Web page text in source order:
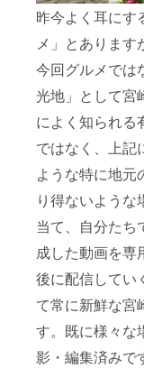
昨今よく耳にす
メ」とあります
今回グルメでは
光地」として宮
によく知られる
ではなく、上記
ような特に地元
り得ないような
当て、自分たち
成した動画を専
後に配信してい
て常に新鮮な宮
す。既に様々な
影・編集済みで